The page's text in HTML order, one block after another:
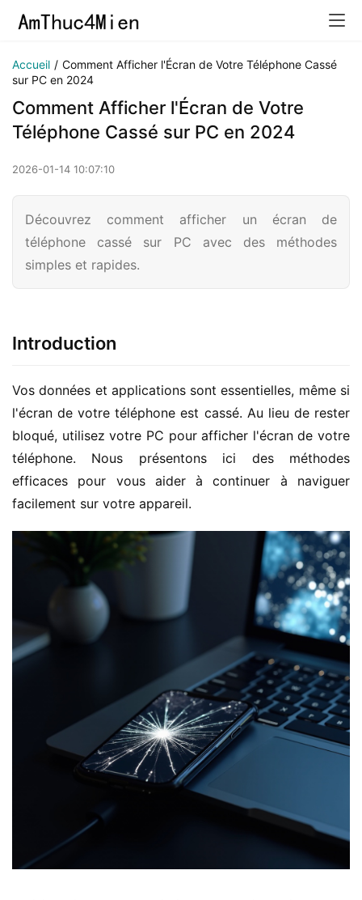
Accueil / Comment Afficher l'Écran de Votre Téléphone Cassé
sur PC en 2024
Comment Afficher l'Écran de Votre
Téléphone Cassé sur PC en 2024
2026-01-14 10:07:10
Découvrez comment afficher un écran de
téléphone cassé sur PC avec des méthodes
simples et rapides.
Introduction
Vos données et applications sont essentielles, même si
l'écran de votre téléphone est cassé. Au lieu de rester
bloqué, utilisez votre PC pour afficher l'écran de votre
téléphone. Nous présentons ici des méthodes
efficaces pour vous aider à continuer à naviguer
facilement sur votre appareil.